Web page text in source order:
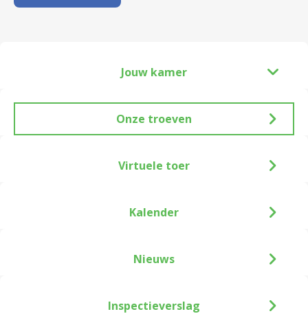
Jouw kamer
Onze troeven
Virtuele toer
Kalender
Nieuws
Inspectieverslag